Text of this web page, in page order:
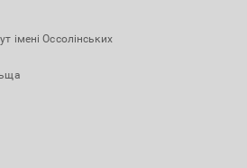
імені Оссолінських